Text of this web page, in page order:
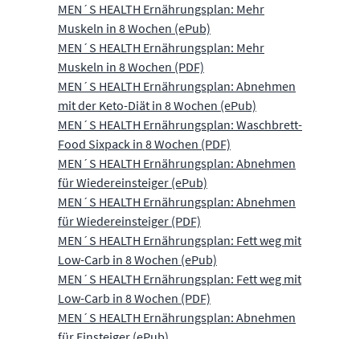
MEN´S HEALTH Ernährungsplan: Mehr
Muskeln in 8 Wochen (ePub)
MEN´S HEALTH Ernährungsplan: Mehr
Muskeln in 8 Wochen (PDF)
MEN´S HEALTH Ernährungsplan: Abnehmen
mit der Keto-Diät in 8 Wochen (ePub)
MEN´S HEALTH Ernährungsplan: Waschbrett-
Food Sixpack in 8 Wochen (PDF)
MEN´S HEALTH Ernährungsplan: Abnehmen
für Wiedereinsteiger (ePub)
MEN´S HEALTH Ernährungsplan: Abnehmen
für Wiedereinsteiger (PDF)
MEN´S HEALTH Ernährungsplan: Fett weg mit
Low-Carb in 8 Wochen (ePub)
MEN´S HEALTH Ernährungsplan: Fett weg mit
Low-Carb in 8 Wochen (PDF)
MEN´S HEALTH Ernährungsplan: Abnehmen